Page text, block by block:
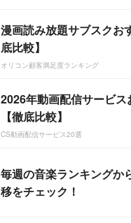
漫画読み放題サブスクお
底比較】
オリコン顧客満足度ランキング
2026年動画配信サービ
【徹底比較】
CS動画配信サービス20選
毎週の音楽ランキングか
移をチェック！